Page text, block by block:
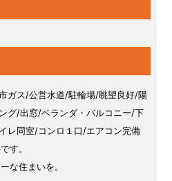
ガス/公営水道/駐輪場/眺望良好/陽
グ/出窓/ベランダ・バルコニー/下
レ同室/コンロ１口/エアコン完備
す。
な住まいを。